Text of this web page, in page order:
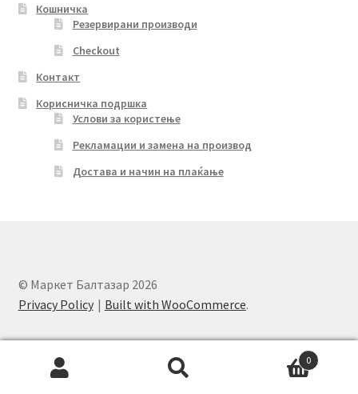
Кошничка
Резервирани производи
Checkout
Контакт
Корисничка подршка
Услови за користење
Рекламации и замена на производ
Достава и начин на плаќање
© Маркет Балтазар 2026
Privacy Policy
Built with WooCommerce.
0